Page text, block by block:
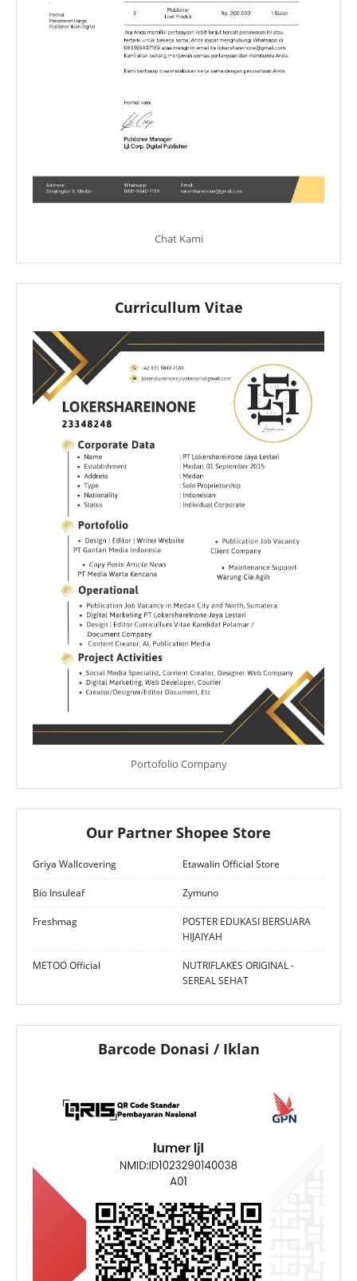
Chat Kami
Curricullum Vitae
Portofolio Company
Our Partner Shopee Store
Griya Wallcovering Etawalin Official Store
Bio Insuleaf Zymuno
Freshmag
POSTER EDUKASI BERSUARA
HIJAIYAH
METOO Official
NUTRIFLAKES ORIGINAL -
SEREAL SEHAT
Barcode Donasi / Iklan